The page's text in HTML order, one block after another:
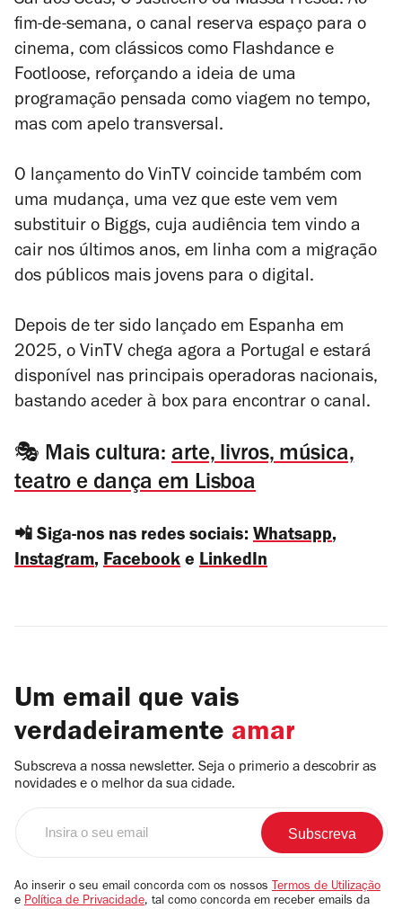
fim-de-semana, o canal reserva espaço para o
cinema, com clássicos como Flashdance e
Footloose, reforçando a ideia de uma
programação pensada como viagem no tempo,
mas com apelo transversal.
O lançamento do VinTV coincide também com
uma mudança, uma vez que este vem vem
substituir o Biggs, cuja audiência tem vindo a
cair nos últimos anos, em linha com a migração
dos públicos mais jovens para o digital.
Depois de ter sido lançado em Espanha em
2025, o VinTV chega agora a Portugal e estará
disponível nas principais operadoras nacionais,
bastando aceder à box para encontrar o canal.
🎭 Mais cultura: arte, livros, música,
teatro e dança em Lisboa
📲 Siga-nos nas redes sociais: Whatsapp,
Instagram, Facebook e LinkedIn
Um email que vais
verdadeiramente amar
Subscreva a nossa newsletter. Seja o primerio a descobrir as
novidades e o melhor da sua cidade.
email
Ao inserir o seu email concorda com os nossos Termos de Utilização
e Política de Privacidade, tal como concorda em receber emails da